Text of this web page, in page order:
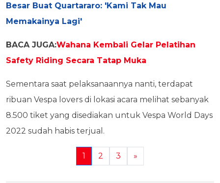
Besar Buat Quartararo: 'Kami Tak Mau
Memakainya Lagi'
BACA JUGA:Wahana Kembali Gelar Pelatihan
Safety Riding Secara Tatap Muka
Sementara saat pelaksanaannya nanti, terdapat
ribuan Vespa lovers di lokasi acara melihat sebanyak
8.500 tiket yang disediakan untuk Vespa World Days
2022 sudah habis terjual.
1 2 3 »